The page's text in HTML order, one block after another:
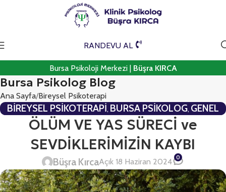
RANDEVU AL
Bursa Psikoloji Merkezi | Büşra KIRCA
Bursa Psikolog Blog
Ana Sayfa Bireysel Psikoterapi
BIREYSEL PSIKOTERAPI, BURSA PSIKOLOG, GENEL
PSIKOTERAPI
ÖLÜM VE YAS SÜRECİ ve
SEVDİKLERİMİZİN KAYBI
Büşra KırcaAçık 18 Haziran 2024 0